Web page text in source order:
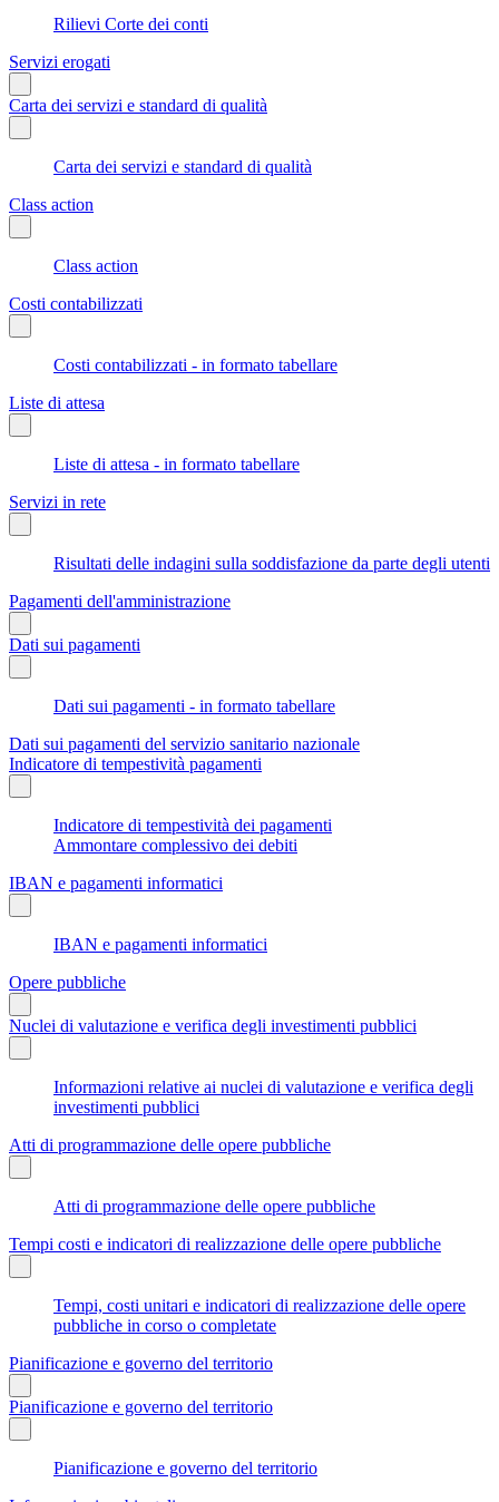
Rilievi Corte dei conti
Servizi erogati
Carta dei servizi e standard di qualità
Carta dei servizi e standard di qualità
Class action
Class action
Costi contabilizzati
Costi contabilizzati - in formato tabellare
Liste di attesa
Liste di attesa - in formato tabellare
Servizi in rete
Risultati delle indagini sulla soddisfazione da parte degli utenti
Pagamenti dell'amministrazione
Dati sui pagamenti
Dati sui pagamenti - in formato tabellare
Dati sui pagamenti del servizio sanitario nazionale
Indicatore di tempestività pagamenti
Indicatore di tempestività dei pagamenti
Ammontare complessivo dei debiti
IBAN e pagamenti informatici
IBAN e pagamenti informatici
Opere pubbliche
Nuclei di valutazione e verifica degli investimenti pubblici
Informazioni relative ai nuclei di valutazione e verifica degli
investimenti pubblici
Atti di programmazione delle opere pubbliche
Atti di programmazione delle opere pubbliche
Tempi costi e indicatori di realizzazione delle opere pubbliche
Tempi, costi unitari e indicatori di realizzazione delle opere
pubbliche in corso o completate
Pianificazione e governo del territorio
Pianificazione e governo del territorio
Pianificazione e governo del territorio